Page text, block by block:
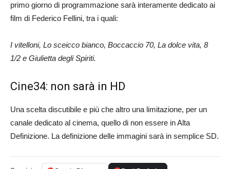
primo giorno di programmazione sarà interamente dedicato ai
film di Federico Fellini, tra i quali:
I vitelloni, Lo sceicco bianco, Boccaccio 70, La dolce vita, 8
1/2 e Giulietta degli Spiriti.
Cine34: non sarà in HD
Una scelta discutibile e più che altro una limitazione, per un
canale dedicato al cinema, quello di non essere in Alta
Definizione. La definizione delle immagini sarà in semplice SD.